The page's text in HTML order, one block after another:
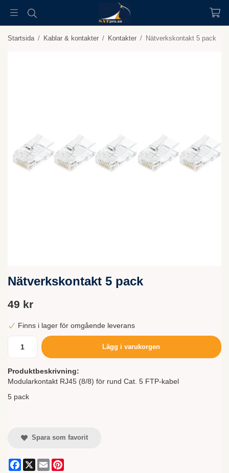
Startsida / Kablar & kontakter / Kontakter / Nätverkskontakt 5 pack
Nätverkskontakt 5 pack
49 kr
Finns i lager för omgående leverans
Lägg i varukorgen
Produktbeskrivning:
Modularkontakt RJ45 (8/8) för rund Cat. 5 FTP-kabel
5 pack
Spara som favorit
Facebook
X Email